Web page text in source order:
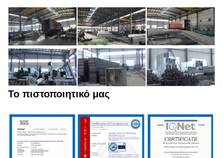
Το πιστοποιητικό μας